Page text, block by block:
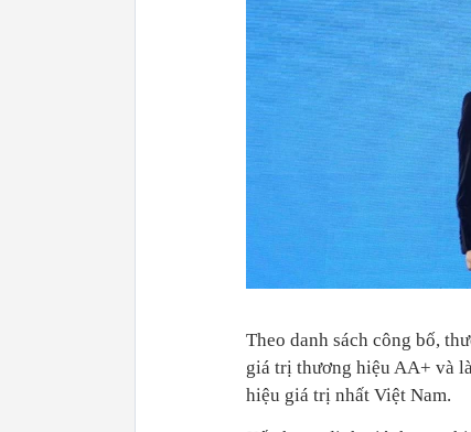
Theo danh sách công bố,
giá trị thương hiệu AA+ và
hiệu giá trị nhất Việt Nam.